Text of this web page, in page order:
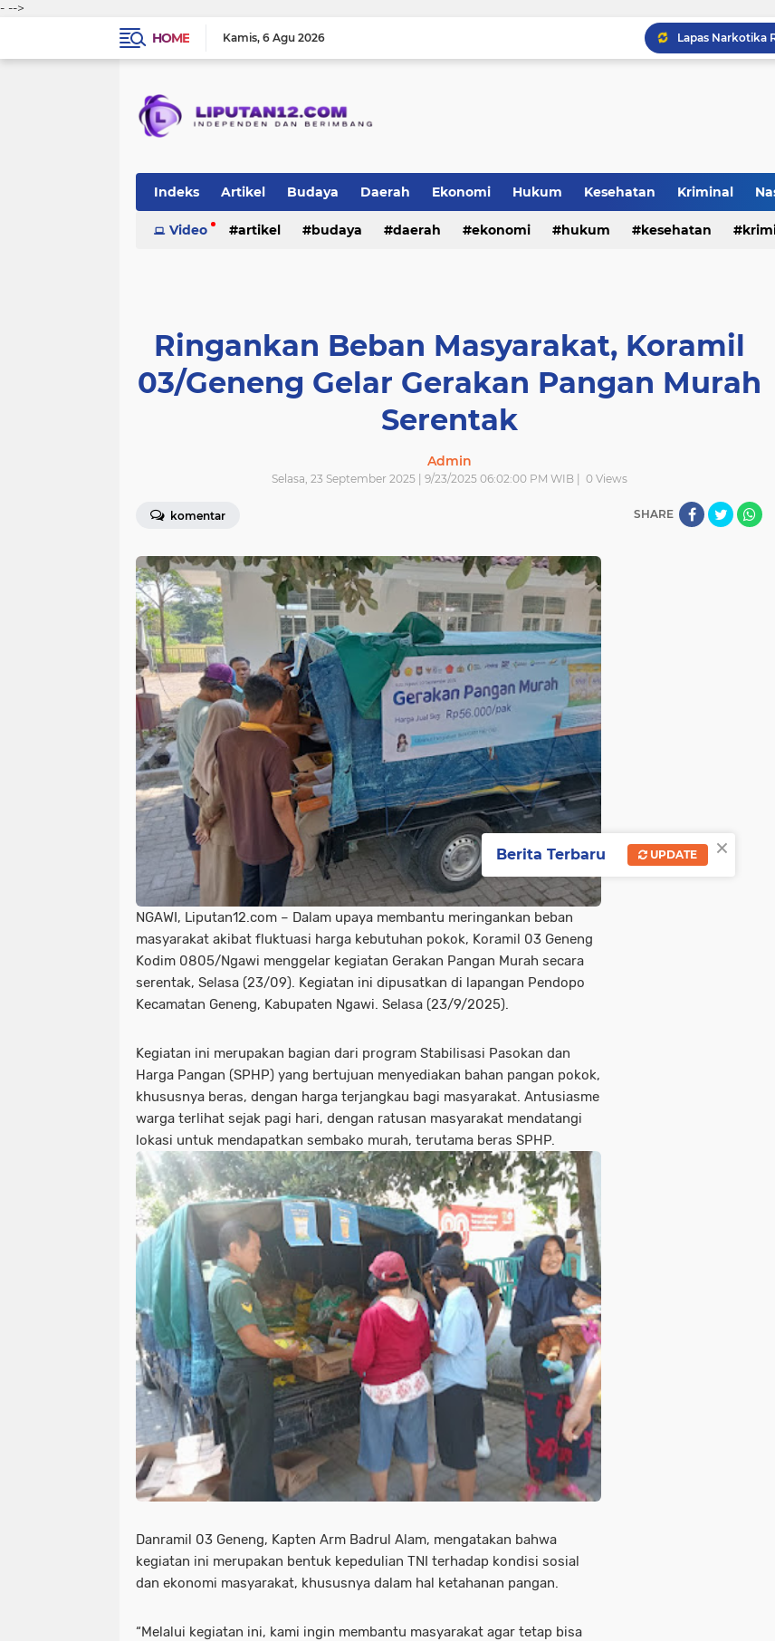
- -->
HOME
Kamis 6 Agu 2026
Indeks Artikel Budaya Daerah Ekonomi Hukum Kesehatan Kriminal
Peristiwa Politik TNI-Polri sosial
Video artikel budaya daerah ekonomi hukum kesehatan
Ringankan Beban Masyarakat, Koramil
03/Geneng Gelar Gerakan Pangan Murah
Serentak
Admin
Selasa, 23 September 2025 | 9/23/2025 06:02:00 PM WIB | 0Views
komentar SHARE
NGAWI, Liputan12.com – Dalam upaya membantu meringankan beban
masyarakat akibat fluktuasi harga kebutuhan pokok, Koramil 03 Geneng
Kodim 0805/Ngawi menggelar kegiatan Gerakan Pangan Murah secara
serentak, Selasa (23/09). Kegiatan ini dipusatkan di lapangan Pendopo
Kecamatan Geneng, Kabupaten Ngawi. Selasa (23/9/2025).
Kegiatan ini merupakan bagian dari program Stabilisasi Pasokan dan
Harga Pangan (SPHP) yang bertujuan menyediakan bahan pangan pokok,
khususnya beras, dengan harga terjangkau bagi masyarakat. Antusiasme
warga terlihat sejak pagi hari, dengan ratusan masyarakat mendatangi
lokasi untuk mendapatkan sembako murah, terutama beras SPHP.
Danramil 03 Geneng, Kapten Arm Badrul Alam, mengatakan bahwa
kegiatan ini merupakan bentuk kepedulian TNI terhadap kondisi sosial
dan ekonomi masyarakat, khususnya dalam hal ketahanan pangan.
“Melalui kegiatan ini, kami ingin membantu masyarakat agar tetap bisa
×
Berita Terbaru UPDATE